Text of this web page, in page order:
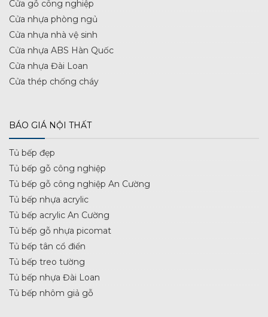
Cửa gỗ công nghiệp
Cửa nhựa phòng ngủ
Cửa nhựa nhà vệ sinh
Cửa nhựa ABS Hàn Quốc
Cửa nhựa Đài Loan
Cửa thép chống cháy
BÁO GIÁ NỘI THẤT
Tủ bếp đẹp
Tủ bếp gỗ công nghiệp
Tủ bếp gỗ công nghiệp An Cường
Tủ bếp nhựa acrylic
Tủ bếp acrylic An Cường
Tủ bếp gỗ nhựa picomat
Tủ bếp tân cổ điển
Tủ bếp treo tường
Tủ bếp nhựa Đài Loan
Tủ bếp nhôm giả gỗ